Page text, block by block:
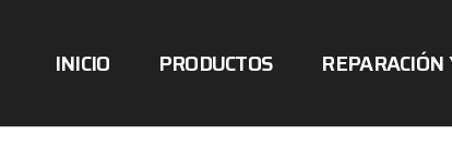
INICIO PRODUCTOS